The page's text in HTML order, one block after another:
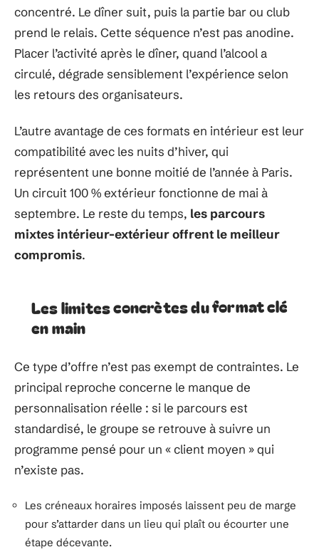
concentré. Le dîner suit, puis la partie bar ou club
prend le relais. Cette séquence n’est pas anodine.
Placer l’activité après le dîner, quand l’alcool a
circulé, dégrade sensiblement l’expérience selon
les retours des organisateurs.
L’autre avantage de ces formats en intérieur est leur
compatibilité avec les nuits d’hiver, qui
représentent une bonne moitié de l’année à Paris.
Un circuit 100 % extérieur fonctionne de mai à
septembre. Le reste du temps, les parcours
mixtes intérieur-extérieur offrent le meilleur
compromis.
Les limites concrètes du format clé
en main
Ce type d’offre n’est pas exempt de contraintes. Le
principal reproche concerne le manque de
personnalisation réelle : si le parcours est
standardisé, le groupe se retrouve à suivre un
programme pensé pour un « client moyen » qui
n’existe pas.
Les créneaux horaires imposés laissent peu de marge
pour s’attarder dans un lieu qui plaît ou écourter une
étape décevante.